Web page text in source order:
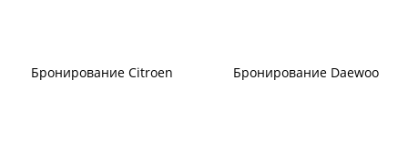
Бронирование Citroen Бронирование Daewoo